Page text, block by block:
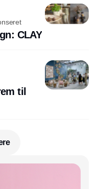
CLAY
til